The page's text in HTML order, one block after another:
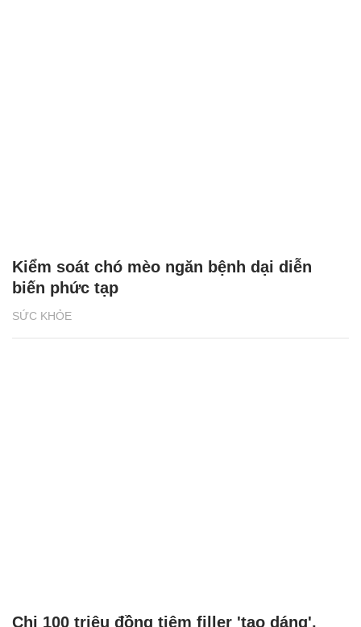
SỨC KHỎE
Kiểm soát chó mèo ngăn bệnh dại diễn
biến phức tạp
Chi 100 triệu đồng tiêm filler 'tạo dáng',